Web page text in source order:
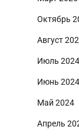
Октябрь
Август
Июль 2024
Июнь 2024
Май 2024
Апрель